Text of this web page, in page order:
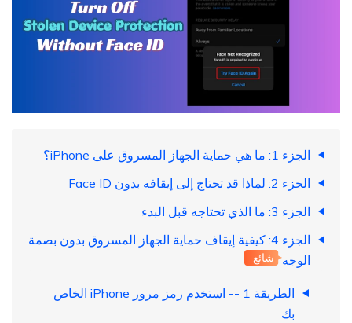
الجزء 1: ما هي حماية الجهاز المسروق على iPhone؟
الجزء 2: لماذا قد تحتاج إلى إيقافه بدون Face ID
الجزء 3: ما الذي تحتاجه قبل البدء
الجزء 4: كيفية إيقاف حماية الجهاز المسروق بدون بصمة
الوجه
شائع
الطريقة 1 -- استخدم رمز مرور iPhone الخاص
بك